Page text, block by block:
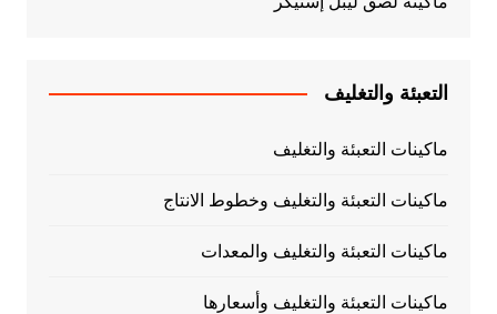
التعبئة والتغليف
ماكينات التعبئة والتغليف
ماكينات التعبئة والتغليف وخطوط الانتاج
ماكينات التعبئة والتغليف والمعدات
ماكينات التعبئة والتغليف وأسعارها